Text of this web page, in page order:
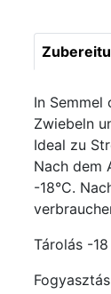
In Semmel
Zwiebeln
Ideal zu
Nach dem
-18°C.
Tárolás -